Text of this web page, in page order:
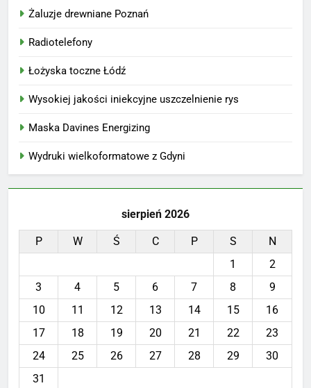
Żaluzje drewniane Poznań
Radiotelefony
Łożyska toczne Łódź
Wysokiej jakości iniekcyjne uszczelnienie rys
Maska Davines Energizing
Wydruki wielkoformatowe z Gdyni
sierpień 2026
P W Ś C P S
N
1
2
3
4 5 6 7 8
9
10
11 12 13 14 15
16
17
18 19 20 21 22
23
24
25 26 27 28 29
30
31